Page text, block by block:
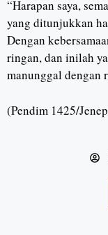
“Harapan saya,
yang ditunjukkan
Dengan
ringan, dan inilah
manunggal dengan
(Pendim 1425/